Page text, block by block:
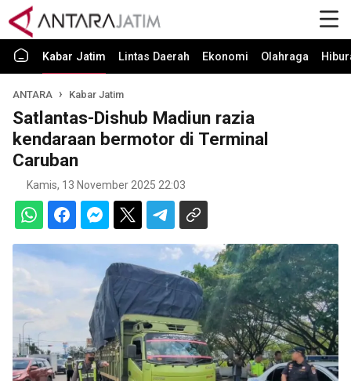
Kabar Jatim Lintas Daerah Ekonomi Olahraga
ANTARA Kabar Jatim
Satlantas-Dishub Madiun razia
kendaraan bermotor di Terminal
Caruban
Kamis, 13 November 2025 22:03